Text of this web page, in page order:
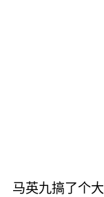
马英九搞了个